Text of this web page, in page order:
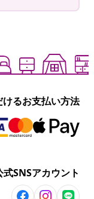
るお支払い方法
式SNSアカウント